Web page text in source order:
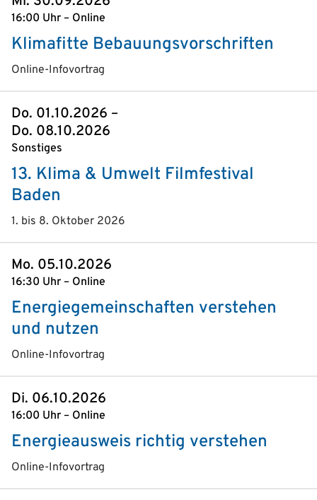
16:00 Uhr – Online
Klimafitte Bebauungsvorschriften
Online-Infovortrag
Do. 01.10.2026 –
Do. 08.10.2026
Sonstiges
13. Klima & Umwelt Filmfestival
Baden
1. bis 8. Oktober 2026
Mo. 05.10.2026
16:30 Uhr – Online
Energiegemeinschaften verstehen
und nutzen
Online-Infovortrag
Di. 06.10.2026
16:00 Uhr – Online
Energieausweis richtig verstehen
Online-Infovortrag